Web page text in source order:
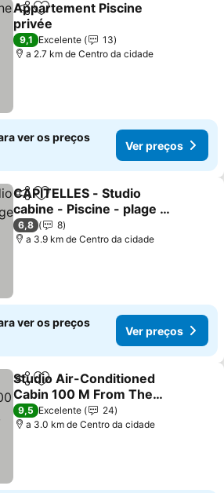
PartilharAdicionar aos favoritos
Appartement Piscine
privée
9,1 Excelente
13
a 2.7 km de Centro da cidade
ver os preços
Ver preços
PartilharAdicionar aos favoritos
CAPITELLES - Studio
cabine - Piscine - plage à
50 m
6,8
8
a 3.9 km de Centro da cidade
ver os preços
Ver preços
PartilharAdicionar aos favoritos
Studio Air-Conditioned
Cabin 100 M From The
Beach, With Lagoon
View, Swimming Pool
9,5 Excelente
24
a 3.0 km de Centro da cidade